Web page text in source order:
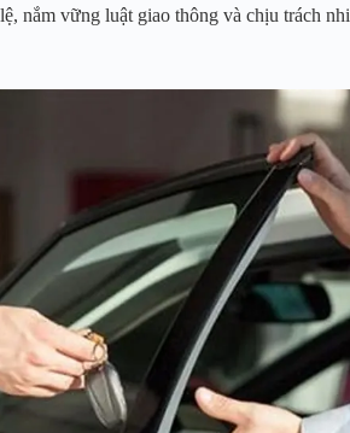
nắm vững luật giao thông và chịu trách